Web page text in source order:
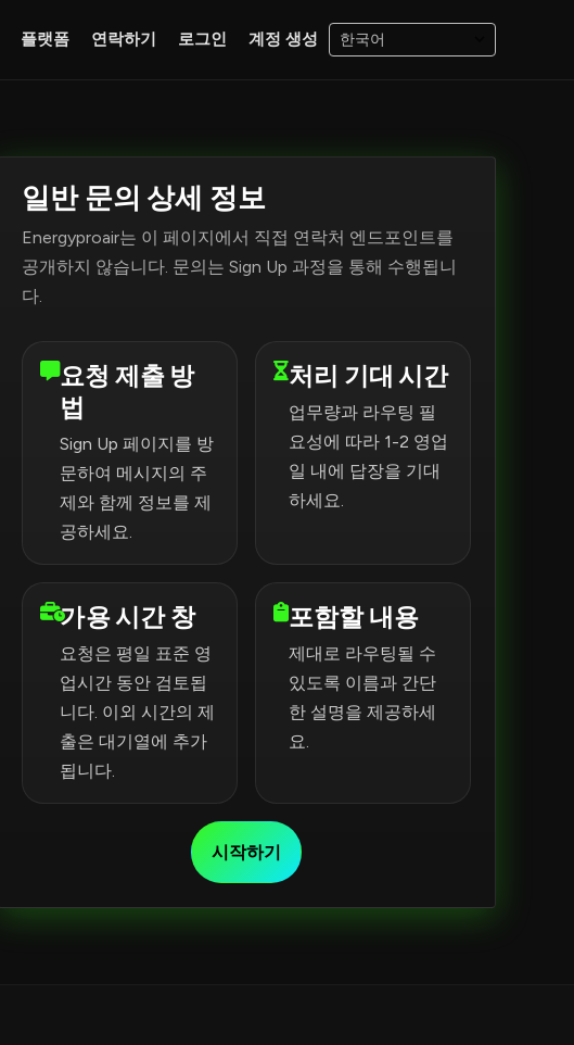
플랫폼 연락하기 로그인 계정 생성
일반 문의 상세 정보
Energyproair는 이 페이지에서 직접 연락처 엔드포인트를
공개하지 않습니다. 문의는 Sign Up 과정을 통해 수행됩니
다.
요청 제출 방
법
Sign Up 페이지를 방
문하여 메시지의 주
제와 함께 정보를 제
공하세요.
처리 기대 시간
업무량과 라우팅 필
요성에 따라 1-2 영업
일 내에 답장을 기대
하세요.
가용 시간 창
요청은 평일 표준 영
업시간 동안 검토됩
니다. 이외 시간의 제
출은 대기열에 추가
됩니다.
포함할 내용
제대로 라우팅될 수
있도록 이름과 간단
한 설명을 제공하세
요.
시작하기